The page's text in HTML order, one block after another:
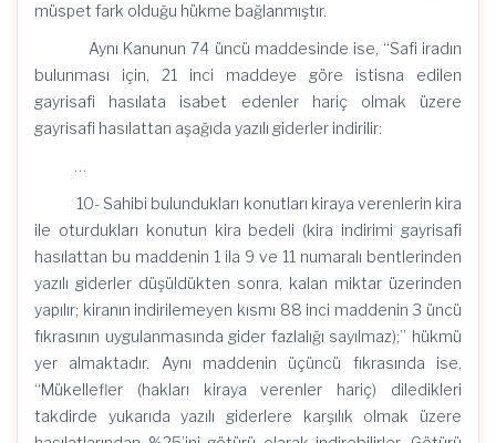
müspet fark olduğu hükme bağlanmıştır.
Aynı Kanunun 74 üncü maddesinde ise, “Safi iradın
bulunması için, 21 inci maddeye göre istisna edilen
gayrisafi hasılata isabet edenler hariç olmak üzere
gayrisafi hasılattan aşağıda yazılı giderler indirilir:
…
10- Sahibi bulundukları konutları kiraya verenlerin kira
ile oturdukları konutun kira bedeli (kira indirimi gayrisafi
hasılattan bu maddenin 1 ila 9 ve 11 numaralı bentlerinden
yazılı giderler düşüldükten sonra, kalan miktar üzerinden
yapılır; kiranın indirilemeyen kısmı 88 inci maddenin 3 üncü
fıkrasının uygulanmasında gider fazlalığı sayılmaz);” hükmü
yer almaktadır. Aynı maddenin üçüncü fıkrasında ise,
“Mükellefler (hakları kiraya verenler hariç) diledikleri
takdirde yukarıda yazılı giderlere karşılık olmak üzere